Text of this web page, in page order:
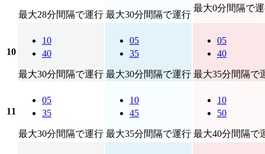
最大28分間隔で運行 最大30分間隔で運行
最大0分間隔で
10
10
40
最大30分間隔で運行
05
35
最大30分間隔で運行
05
40
最大35分間隔で
11
05
35
最大30分間隔で運行
10
45
最大35分間隔で運行
10
50
最大40分間隔で